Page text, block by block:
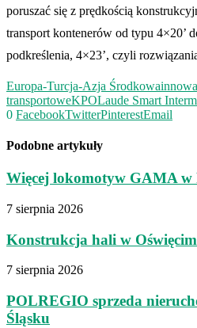
poruszać się z prędkością
transport kontenerów od typu 4×20’
podkreślenia, 4×23’, czyli
Europa-Turcja-Azja Środkowa
transportoweKPOLaude Smart
0 FacebookTwitterPinterestEmail
Podobne artykuły
Więcej lokomotyw GAMA
7 sierpnia 2026
Konstrukcja hali w
7 sierpnia 2026
POLREGIO sprzeda
Śląsku